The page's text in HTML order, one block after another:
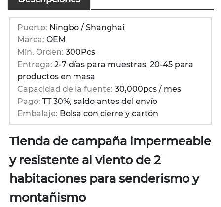
Puerto: Ningbo / Shanghai
Marca: OEM
Min. Orden: 300Pcs
Entrega: 2-7 días para muestras, 20-45 para
productos en masa
Capacidad de la fuente: 30,000pcs / mes
Pago: TT 30%, saldo antes del envío
Embalaje: Bolsa con cierre y cartón
Tienda de campaña impermeable
y resistente al viento de 2
habitaciones para senderismo y
montañismo